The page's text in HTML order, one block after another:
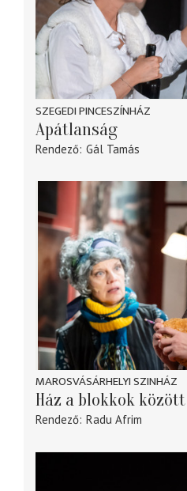
SZEGEDI PINCESZÍNHÁZ
Apátlanság
Rendező Gál Tamás
MAROSVÁSÁRHELYI SZINHÁZ
Ház a blokkok között
Rendező Radu Afrim